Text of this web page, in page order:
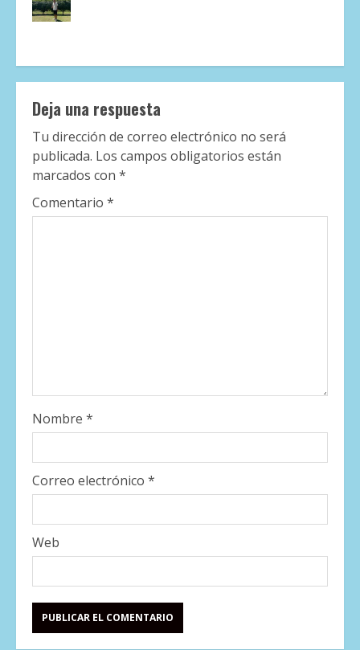
Deja una respuesta
Tu dirección de correo electrónico no será
publicada. Los campos obligatorios están
marcados con *
Comentario *
Nombre *
Correo electrónico *
Web